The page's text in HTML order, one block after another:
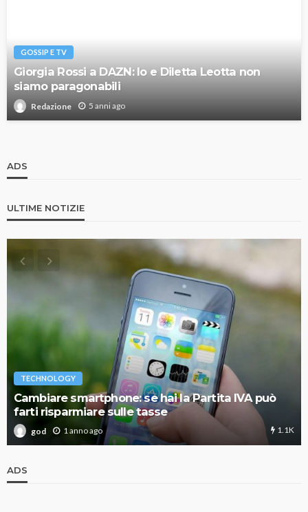
GOSSIP E TV
Giorgia Rossi a DAZN: Io e Diletta Leotta non
siamo paragonabili
Redazione 5 anni ago
ADS
ULTIME NOTIZIE
TECHNOLOGY
Cambiare smartphone: se hai la Partita IVA può
farti risparmiare sulle tasse
god 1 anno ago 1.1K
ADS